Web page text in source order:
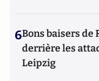
6Bons baisers de
derrière les
Leipzig